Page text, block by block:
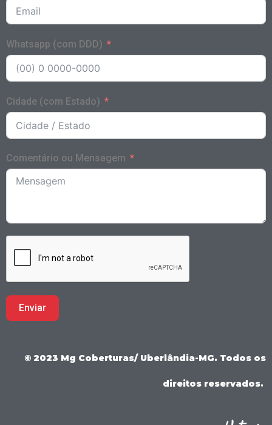
Whatsapp (com DDD)
Cidade (com Estado)
Comentário ou Mensagem
Enviar
© 2023 Mg Coberturas/ Uberlândia-MG. Todos os
direitos reservados.